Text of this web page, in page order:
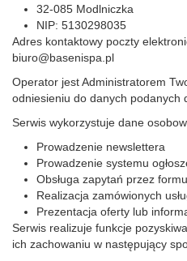
32-085 Modlniczka
NIP: 5130298035
Adres kontaktowy poczty
biuro@basenispa.pl
Operator jest Administratorem
odniesieniu do danych podanych
Serwis wykorzystuje dane
Prowadzenie newslettera
Prowadzenie systemu
Obsługa zapytań przez
Realizacja zamówionych
Prezentacja oferty lub
Serwis realizuje funkcje
ich zachowaniu w następujący